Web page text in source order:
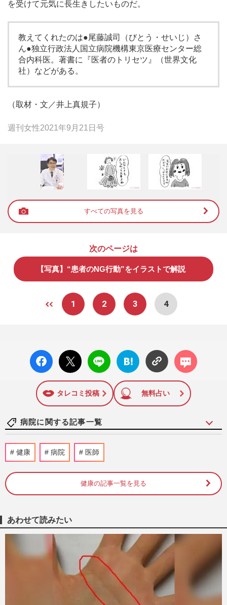
を受けて元気に長生きしたいものだ。
教えてくれたのは●尾藤誠司（びとう・せいじ）さ
ん●独立行政法人国立病院機構東京医療センター総
合内科医。著書に『医者のトリセツ』（世界文化
社）などがある。
（取材・文／井上真規子）
週刊女性2021年9月21日号
すべての写真を見る
次のページは
【写真】“患者のNG行動”をイラストで解説
1 2 3 4
facebo
ok い
X ポス
ト
LINE
はてな
ブック
に追加
コメン
ト
タレコミ投稿 無料占い
病院に関する記事一覧
乳がん患者の乳輪を取り戻す！ブレストア
ートメイク第一人者・岩元淑子さんの挑戦
週刊女性2026年8月11日号 2026/8/2
死ぬか」検索で逮捕の看護師・古川美由紀
容疑者、周囲が明かした『…
週刊女性PRIME
突然の脳損傷で“余命2、3日”宣告から10
年…重度障害の息子と母がともに歩んだ壮
絶10年
週刊女性2026年4月28日・5月5日号
健康 病院 医師
健康の記事一覧を見る
あわせて読みたい